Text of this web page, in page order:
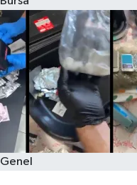
Genel
Eğitim
Sağlık
Dünya
Magazin